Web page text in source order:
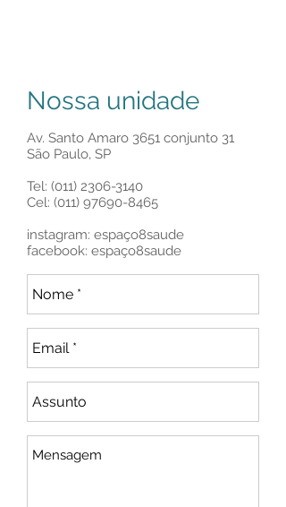
Nossa unidade
Av. Santo Amaro 3651 conjunto 31
São Paulo, SP
Tel: (011) 2306-3140
Cel: (011) 97690-8465
instagram: espaço8saude
facebook: espaço8saude